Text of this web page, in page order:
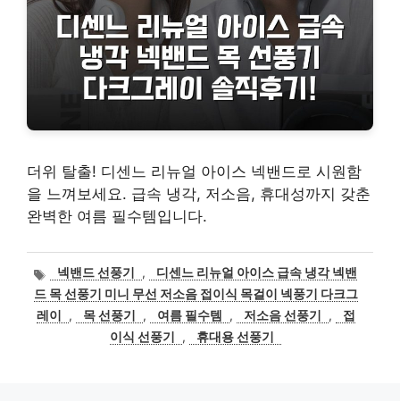
더위 탈출! 디센느 리뉴얼 아이스 넥밴드로 시원함
을 느껴보세요. 급속 냉각, 저소음, 휴대성까지 갖춘
완벽한 여름 필수템입니다.
태
그
넥밴드 선풍기 ,
디센느 리뉴얼 아이스 급속 냉각 넥밴
드 목 선풍기 미니 무선 저소음 접이식 목걸이 넥풍기 다크그
레이
, 목 선풍기 , 여름 필수템 , 저소음 선풍기 ,
접
이식 선풍기
, 휴대용 선풍기